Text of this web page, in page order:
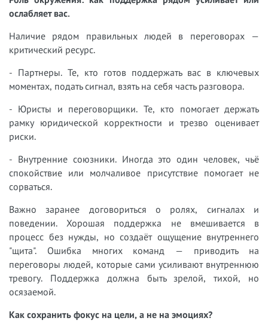
ослабляет вас.
Наличие рядом правильных людей в переговорах —
критический ресурс.
- Партнеры. Те, кто готов поддержать вас в ключевых
моментах, подать сигнал, взять на себя часть разговора.
- Юристы и переговорщики. Те, кто помогает держать
рамку юридической корректности и трезво оценивает
риски.
- Внутренние союзники. Иногда это один человек, чьё
спокойствие или молчаливое присутствие помогает не
сорваться.
Важно заранее договориться о ролях, сигналах и
поведении. Хорошая поддержка не вмешивается в
процесс без нужды, но создаёт ощущение внутреннего
"щита". Ошибка многих команд — приводить на
переговоры людей, которые сами усиливают внутреннюю
тревогу. Поддержка должна быть зрелой, тихой, но
осязаемой.
Как сохранить фокус на цели, а не на эмоциях?